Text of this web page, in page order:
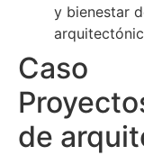
y bienestar
Caso
de